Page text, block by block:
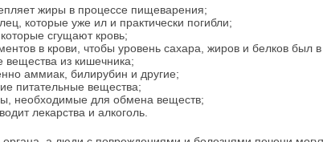
жиры в процессе пищеварения;
которые уже ил и практически погибли;
сгущают кровь;
в крови, чтобы уровень сахара, жиров и белков был
вещества из кишечника;
аммиак, билирубин и другие;
питательные вещества;
необходимые для обмена веществ;
лекарства и алкоголь.